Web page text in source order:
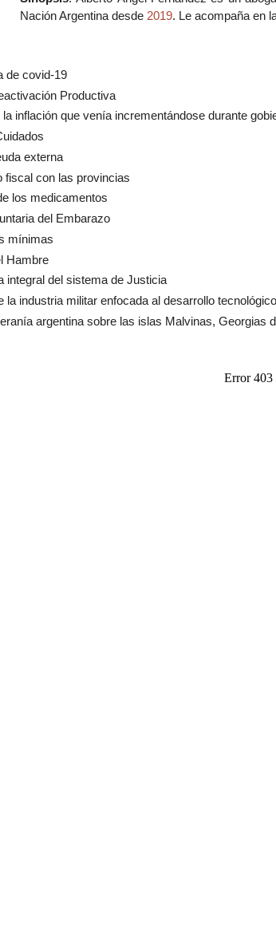
Nación Argentina desde 2019. Le acompaña en
de covid-19
Productiva
inflación que venía incrementándose durante
externa
fiscal con las provincias
los medicamentos
del Embarazo
mínimas
Hambre
integral del sistema de Justicia
la industria militar enfocada al desarrollo tecnológico
argentina sobre las islas Malvinas, Georgias